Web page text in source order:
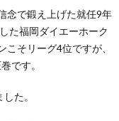
念で鍛え上げた就任9年
た福岡ダイエーホーク
そリーグ4位ですが、
です。
た。